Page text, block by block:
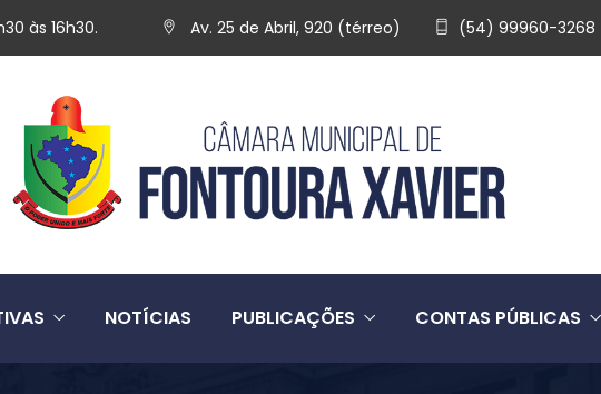
às 16h30. Av. 25 de Abril, 920 (térreo) (54) 99960-3268
NOTÍCIAS PUBLICAÇÕES CONTAS PÚBLICAS